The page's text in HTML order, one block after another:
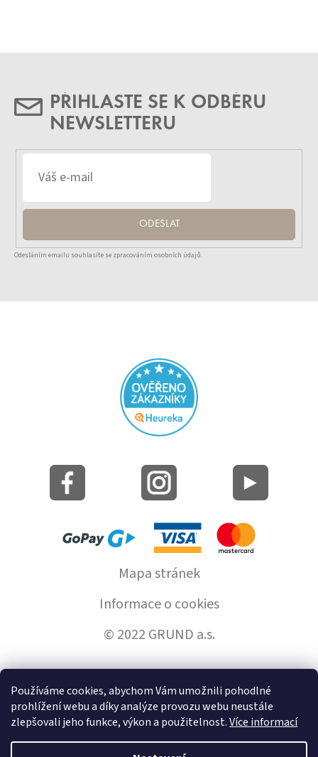
Používáme cookies, abychom Vám umožnili pohodlné
prohlížení webu a díky analýze provozu webu neustále
zlepšovali jeho funkce, výkon a použitelnost.Více informací
PŘIHLASTE SE K ODBĚRU
NEWSLETTERU
ODESLAT
Odesláním emailu souhlasíte se zpracováním osobních údajů.
Mapa stránek
Informace o cookies
© 2022 GRUND a.s.
Vytvořil Shoptet